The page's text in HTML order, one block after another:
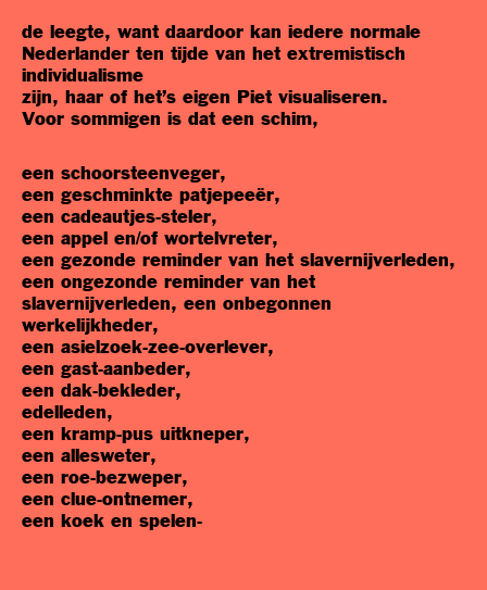
de leegte, want daardoor kan iedere normale
Nederlander ten tijde van het extremistisch
individualisme
zijn, haar of het’s eigen Piet visualiseren.
Voor sommigen is dat een schim,
een schoorsteenveger,
een geschminkte patjepeeër,
een cadeautjes-steler,
een appel en/of wortelvreter,
een gezonde reminder van het slavernijverleden,
een ongezonde reminder van het
slavernijverleden, een onbegonnen
werkelijkheder,
een asielzoek-zee-overlever,
een gast-aanbeder,
een dak-bekleder,
edelleden,
een kramp-pus uitkneper,
een allesweter,
een roe-bezweper,
een clue-ontnemer,
een koek en spelen-